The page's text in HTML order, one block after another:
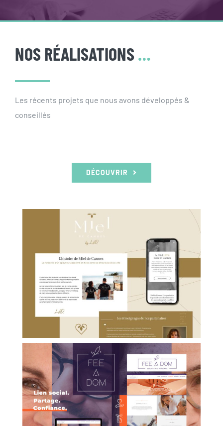
NOS RÉALISATIONS …
Les récents projets que nous avons développés &
conseillés
DÉCOUVRIR
MIEL DE CANNES
FEE A DOM